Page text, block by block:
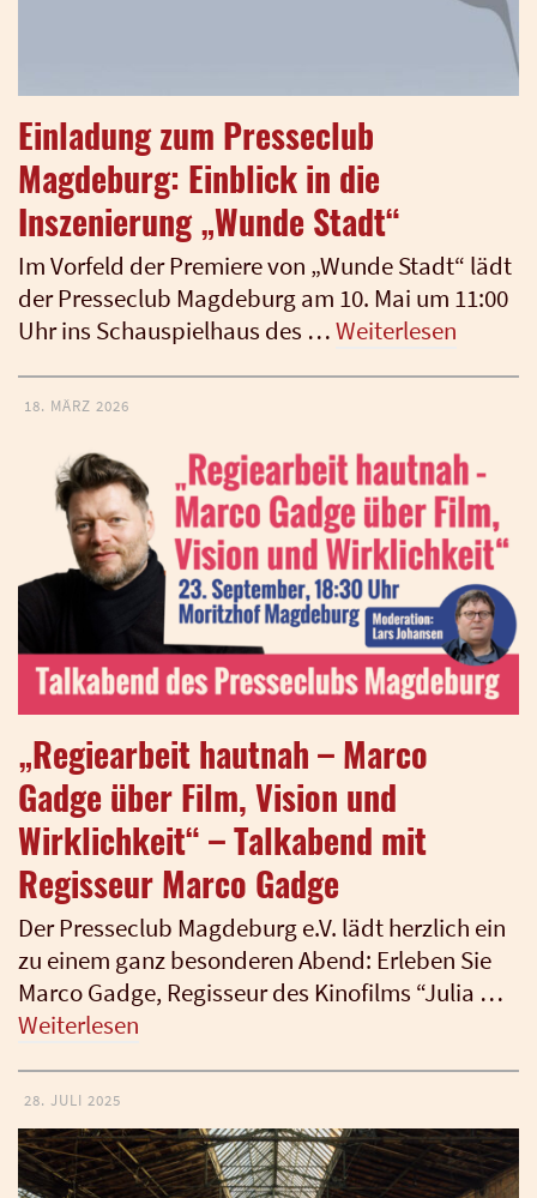
Einladung zum Presseclub
Magdeburg: Einblick in die
Inszenierung „Wunde Stadt“
Im Vor­feld der Pre­mie­re von „Wun­de Stadt“ lädt
der Pres­se­club Mag­de­burg am 10. Mai um 11:00
Uhr ins Schau­spiel­haus des …Wei­ter­le­sen
18. MÄRZ 2026
„Regiearbeit hautnah – Marco
Gadge über Film, Vision und
Wirklichkeit“ – Talkabend mit
Regisseur Marco Gadge
Der Pres­se­club Mag­de­burg e.V. lädt herz­lich ein
zu einem ganz beson­de­ren Abend: Erle­ben Sie
Mar­co Gadge, Regis­seur des Kino­films “Julia …
Wei­ter­le­sen
28. JULI 2025